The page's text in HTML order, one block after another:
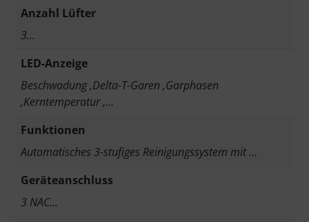
Anzahl Lüfter
3…
LED-Anzeige
Beschwadung ,Delta-T-Garen ,Garphasen
,Kerntemperatur ,…
Funktionen
Automatisches 3-stufiges Reinigungssystem mit …
Geräteanschluss
3 NAC…